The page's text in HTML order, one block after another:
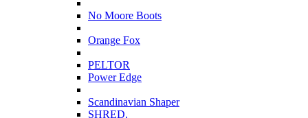
No Moore Boots
Orange Fox
PELTOR
Power Edge
Scandinavian Shaper
SHRED.